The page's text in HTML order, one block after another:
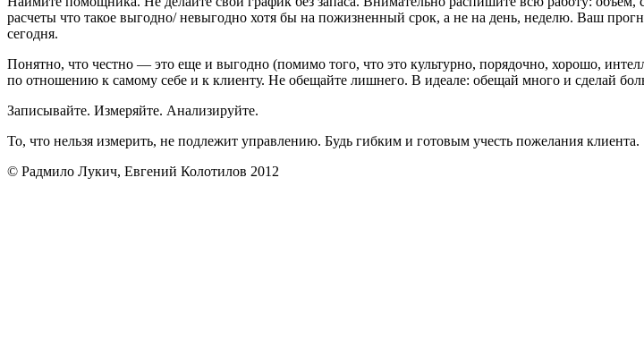
расчеты что такое выгодно/ невыгодно хотя бы на пожизненный срок, а не на день, неделю. Ваш
сегодня.
Понятно, что честно — это еще и выгодно (помимо того, что это культурно, порядочно, хорошо,
по отношению к самому себе и к клиенту. Не обещайте лишнего. В идеале: обещай много и сделай
Записывайте. Измеряйте. Анализируйте.
То, что нельзя измерить, не подлежит управлению. Будь гибким и готовым учесть пожелания клиента.
© Радмило Лукич, Евгений Колотилов 2012